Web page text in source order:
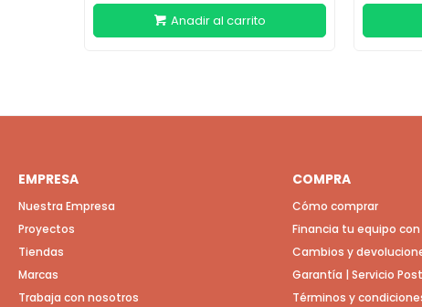
EMPRESA
Nuestra Empresa
Proyectos
Tiendas
Marcas
Trabaja con nosotros
COMPRA
Cómo comprar
Financia tu equipo con
Cambios y
Garantía | Servicio
Términos y